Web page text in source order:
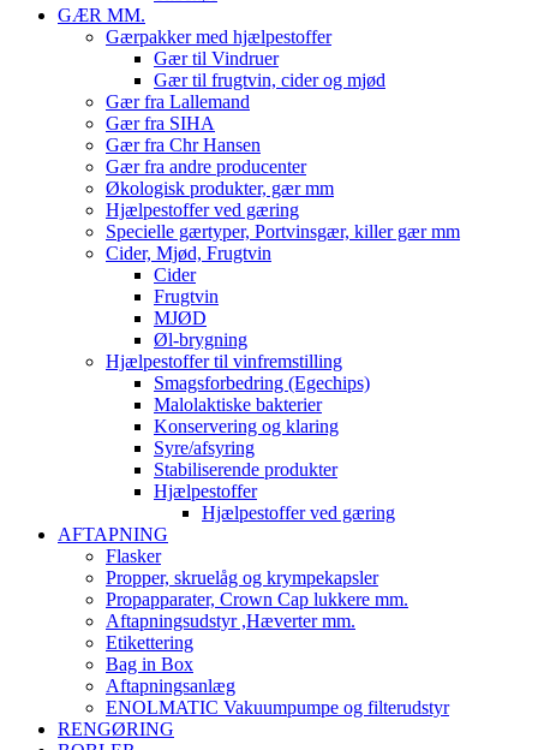
GÆR MM.
Gærpakker med hjælpestoffer
Gær til Vindruer
Gær til frugtvin, cider og mjød
Gær fra Lallemand
Gær fra SIHA
Gær fra Chr Hansen
Gær fra andre producenter
Økologisk produkter, gær mm
Hjælpestoffer ved gæring
Specielle gærtyper, Portvinsgær, killer gær mm
Cider, Mjød, Frugtvin
Cider
Frugtvin
MJØD
Øl-brygning
Hjælpestoffer til vinfremstilling
Smagsforbedring (Egechips)
Malolaktiske bakterier
Konservering og klaring
Syre/afsyring
Stabiliserende produkter
Hjælpestoffer
Hjælpestoffer ved gæring
AFTAPNING
Flasker
Propper, skruelåg og krympekapsler
Propapparater, Crown Cap lukkere mm.
Aftapningsudstyr ,Hæverter mm.
Etikettering
Bag in Box
Aftapningsanlæg
ENOLMATIC Vakuumpumpe og filterudstyr
RENGØRING